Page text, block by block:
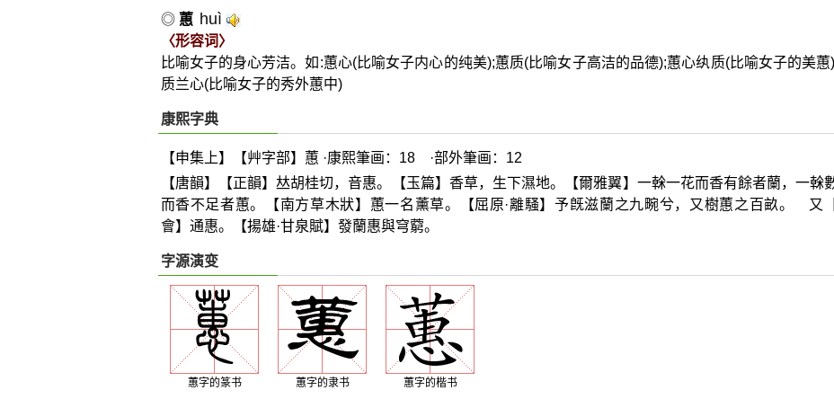
◎ 蕙 huì
〈形容词〉
比喻女子的身心芳洁。如:蕙心(比喻女子内心的纯美);蕙质(比喻女子高洁的品德);蕙心纨质(比喻女子的美蕙
质兰心(比喻女子的秀外蕙中)
康熙字典
【申集上】【艸字部】蕙 ·康熙筆画：18 ·部外筆画：12
【唐韻】【正韻】𠀤胡桂切，音惠。【玉篇】香草，生下濕地。【爾雅翼】一榦一花而香有餘者蘭，一榦
而香不足者蕙。【南方草木狀】蕙一名薰草。【屈原·離騷】予旣滋蘭之九畹兮，又樹蕙之百畝。 又
會】通惠。【揚雄·甘泉賦】發蘭惠與穹藭。
字源演变
蕙字的篆书 蕙字的隶书 蕙字的楷书